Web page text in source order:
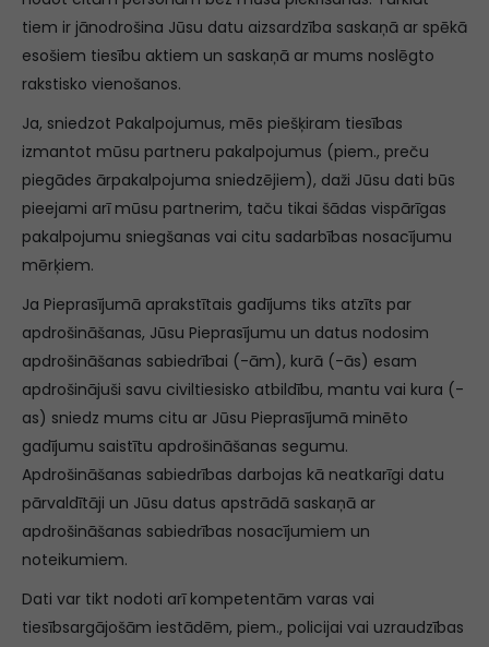
tiem ir jānodrošina Jūsu datu aizsardzība saskaņā ar spēkā
esošiem tiesību aktiem un saskaņā ar mums noslēgto
rakstisko vienošanos.
Ja, sniedzot Pakalpojumus, mēs piešķiram tiesības
izmantot mūsu partneru pakalpojumus (piem., preču
piegādes ārpakalpojuma sniedzējiem), daži Jūsu dati būs
pieejami arī mūsu partnerim, taču tikai šādas vispārīgas
pakalpojumu sniegšanas vai citu sadarbības nosacījumu
mērķiem.
Ja Pieprasījumā aprakstītais gadījums tiks atzīts par
apdrošināšanas, Jūsu Pieprasījumu un datus nodosim
apdrošināšanas sabiedrībai (-ām), kurā (-ās) esam
apdrošinājuši savu civiltiesisko atbildību, mantu vai kura (-
as) sniedz mums citu ar Jūsu Pieprasījumā minēto
gadījumu saistītu apdrošināšanas segumu.
Apdrošināšanas sabiedrības darbojas kā neatkarīgi datu
pārvaldītāji un Jūsu datus apstrādā saskaņā ar
apdrošināšanas sabiedrības nosacījumiem un
noteikumiem.
Dati var tikt nodoti arī kompetentām varas vai
tiesībsargājošām iestādēm, piem., policijai vai uzraudzības